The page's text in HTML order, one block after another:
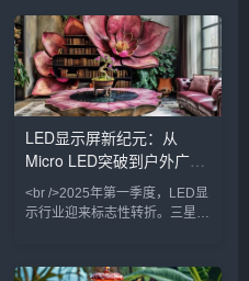
方相继展示的Micro LED透明
屏，已将像素间距缩小至0.3毫
米以下，亮度突破10,000尼
特，同时通过巨量转移技术的改
良，将良品率提升至99.9%。与
此同时，Mini LED背光模组成
本较去年同期下降40%，促使
TCL、海信等品牌将85英寸以上
LED显示屏新纪元：从
Micro LED突破到户外广告
的智慧革命
<br />2025年第一季度，LED显
示行业迎来标志性转折。三星、
示屏，像素间距首次突破0.3毫